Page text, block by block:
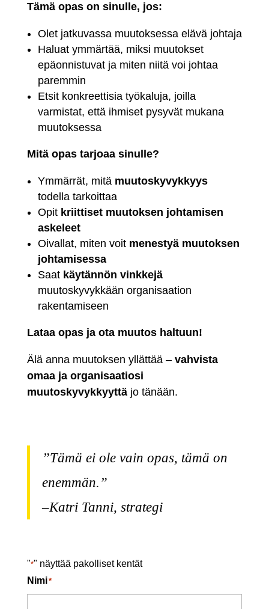
Tämä opas on sinulle, jos:
Olet jatkuvassa muutoksessa elävä johtaja
Haluat ymmärtää, miksi muutokset
epäonnistuvat ja miten niitä voi johtaa
paremmin
Etsit konkreettisia työkaluja, joilla
varmistat, että ihmiset pysyvät mukana
muutoksessa
Mitä opas tarjoaa sinulle?
Ymmärrät, mitä muutoskyvykkyys
todella tarkoittaa
Opit kriittiset muutoksen johtamisen
askeleet
Oivallat, miten voit menestyä muutoksen
johtamisessa
Saat käytännön vinkkejä
muutoskyvykkään organisaation
rakentamiseen
Lataa opas ja ota muutos haltuun!
Älä anna muutoksen yllättää – vahvista
omaa ja organisaatiosi
muutoskyvykkyyttäjo tänään.
”Tämä ei ole vain opas, tämä on
enemmän.”
–Katri Tanni, strategi
"*" näyttää pakolliset kentät
Nimi*